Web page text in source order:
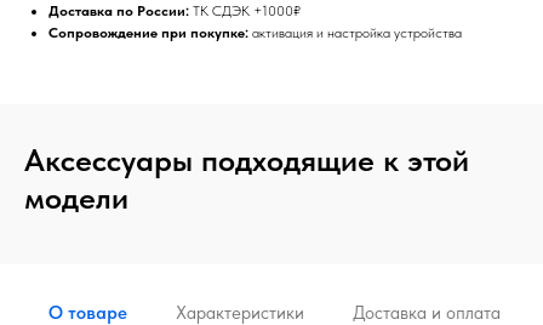
Доставка по России: ТК СДЭК +1000₽
Сопровождение при покупке: активация и настройка устройства
Аксессуары подходящие к этой
модели
О товаре Характеристики Доставка и оплата